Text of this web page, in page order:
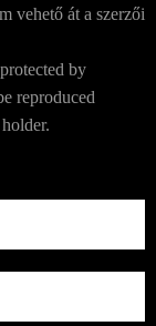
vehető át a szerzői
by
reproduced